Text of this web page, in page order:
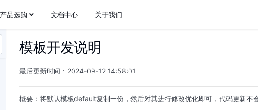
产品选购 文档中心 关于我们
模板开发说明
最后更新时间：2024-09-12 14:58:01
概要：将默认模板default复制一份，然后对其进行修改优化即可，代码更新不